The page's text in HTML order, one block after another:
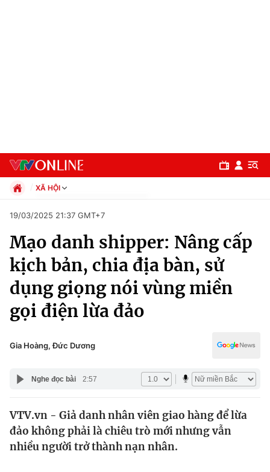
Chuyên mục
Chính trị
Xã hội
Pháp luật
Y tế
Thế giới
Tin tức
Kinh tế
XÃ HỘI
Xã hội
Pháp luật
Thể thao
Truyền hình
Văn hóa - Giải trí
Y tế
Công nghệ
19/03/2025 21:37 GMT+7
Mạo danh shipper: Nâng cấp
kịch bản, chia địa bàn, sử
dụng giọng nói vùng miền
gọi điện lừa đảo
Gia Hoàng, Đức Dương
Nghe đọc bài 2:57
VTV.vn - Giả danh nhân viên giao hàng để lừa
đảo không phải là chiêu trò mới nhưng vẫn
nhiều người trở thành nạn nhân.